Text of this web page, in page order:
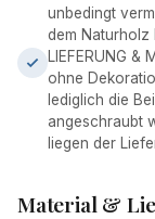
unbedingt
dem Naturholz
LIEFERUNG &
ohne
lediglich die
angeschraubt
liegen der
Material &